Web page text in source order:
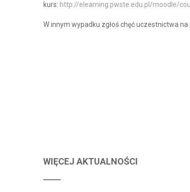
kurs: http://elearning.pwste.edu.pl/moodle/
W innym wypadku zgłoś chęć uczestnictwa na
WIĘCEJ AKTUALNOŚCI